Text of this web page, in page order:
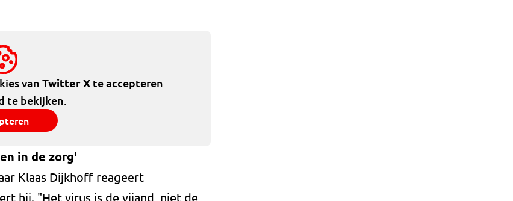
van Twitter Xte accepteren
te bekijken.
in de zorg'
Klaas Dijkhoff reageert
hij. "Het virus is de vijand, niet de